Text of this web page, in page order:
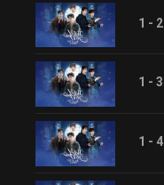
1 - 2
1 - 3
1 - 4